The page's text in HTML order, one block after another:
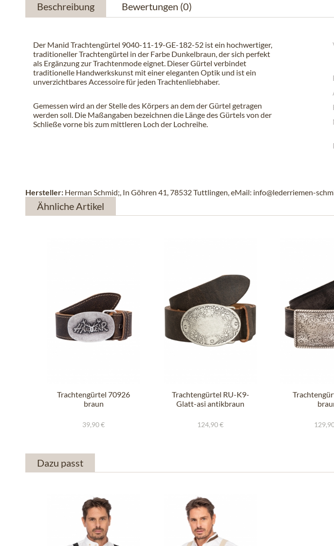
Beschreibung Bewertungen (0)
Der Manid Trachtengürtel 9040-11-19-GE-182-52 ist ein hochwertiger,
traditioneller Trachtengürtel in der Farbe Dunkelbraun, der sich perfekt
als Ergänzung zur Trachtenmode eignet. Dieser Gürtel verbindet
traditionelle Handwerkskunst mit einer eleganten Optik und ist ein
unverzichtbares Accessoire für jeden Trachtenliebhaber.
Gemessen wird an der Stelle des Körpers an dem der Gürtel getragen
werden soll. Die Maßangaben bezeichnen die Länge des Gürtels von der
Schließe vorne bis zum mittleren Loch der Lochreihe.
Hersteller: Herman Schmid;, In Göhren 41, 78532 Tuttlingen, eMail: info@lederriemen-
Ähnliche Artikel
Trachtengürtel 70926
braun
39,90 €
Trachtengürtel RU-K9-
Glatt-asi antikbraun
124,90 €
Dazu passt